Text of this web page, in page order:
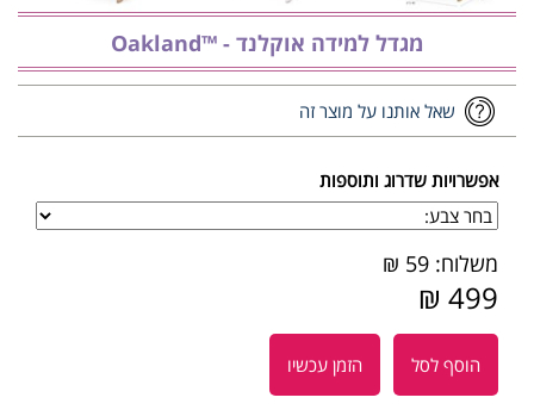
מגדל למידה אוקלנד - ™Oakland
שאל אותנו על מוצר זה
אפשרויות שדרוג ותוספות
משלוח: 59 ₪
499 ₪
הוסף לסל הזמן עכשיו